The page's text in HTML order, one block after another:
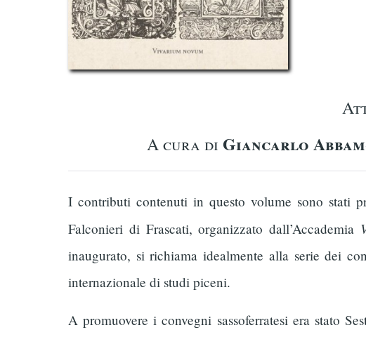
A cura di Giancarlo
I contributi contenuti in questo volume sono stati
Falconieri di Frascati, organizzato dall’Accademia
inaugurato, si richiama idealmente alla serie dei
internazionale di studi piceni.
A promuovere i convegni sassoferratesi era stato